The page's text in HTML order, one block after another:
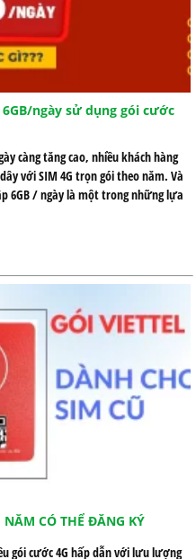
ngày sử dụng gói cước
càng tăng cao, nhiều khách hàng
với SIM 4G trọn gói theo năm. Và
6GB / ngày là một trong những lựa
NĂM CÓ THỂ ĐĂNG KÝ
gói cước 4G hấp dẫn với lưu lượng